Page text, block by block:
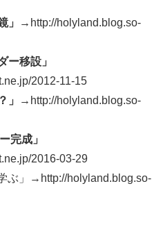
」→ http://holyland.blog.so-
ー移設」
2012-11-15
」→ http://holyland.blog.so-
完成」
2016-03-29
ぶ」→http://holyland.blog.so-